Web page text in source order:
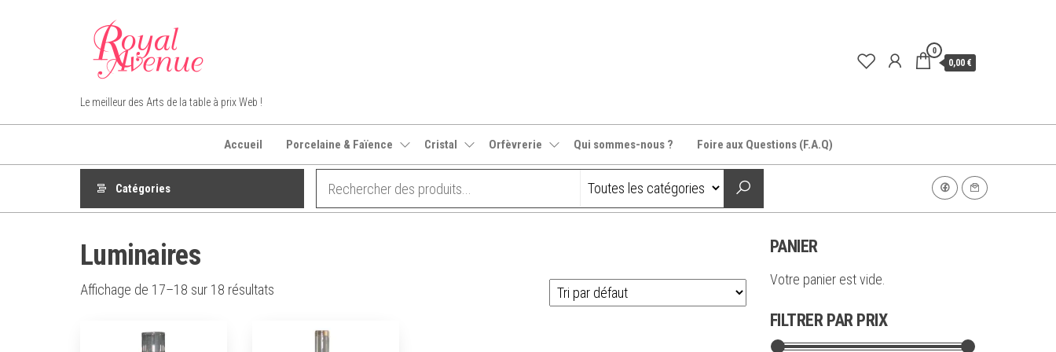
Royal Avenue
Le meilleur des Arts de la table à prix Web !
0
0,00 €
Accueil Porcelaine & Faïence Cristal Orfèvrerie Qui sommes-nous ? Foire aux Questions (F.A.Q)
Catégories
Luminaires
Affichage de 17–18 sur 18 résultats
PANIER
Votre panier est vide.
FILTRER PAR PRIX